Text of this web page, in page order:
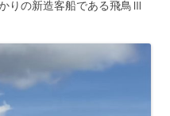
りの新造客船である飛鳥Ⅲ